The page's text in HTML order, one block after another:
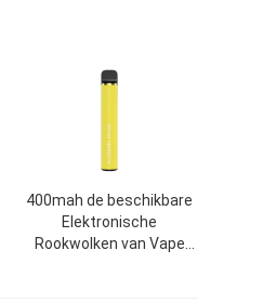
400mah de beschikbare
Elektronische
Rookwolken van Vape